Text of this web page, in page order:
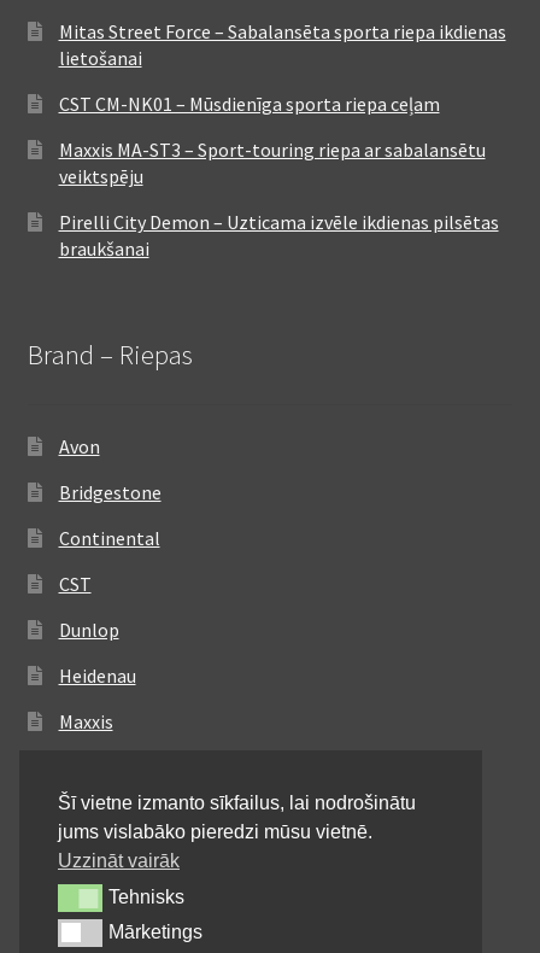
Mitas Street Force – Sabalansēta sporta riepa ikdienas
lietošanai
CST CM-NK01 – Mūsdienīga sporta riepa ceļam
Maxxis MA-ST3 – Sport-touring riepa ar sabalansētu
veiktspēju
Pirelli City Demon – Uzticama izvēle ikdienas pilsētas
braukšanai
Brand – Riepas
Avon
Bridgestone
Continental
CST
Dunlop
Heidenau
Maxxis
Michelin
Mitas
Pirelli
Šī vietne izmanto sīkfailus, lai nodrošinātu
jums vislabāko pieredzi mūsu vietnē.
Uzzināt vairāk
TehnisksTehnisks
MārketingsMārketings